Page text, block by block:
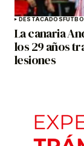
DESTACADOS
La canaria
los 29 años
lesiones